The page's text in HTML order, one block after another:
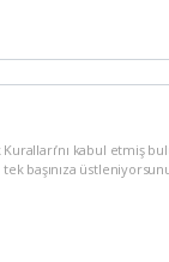
kabul etmiş
başınıza